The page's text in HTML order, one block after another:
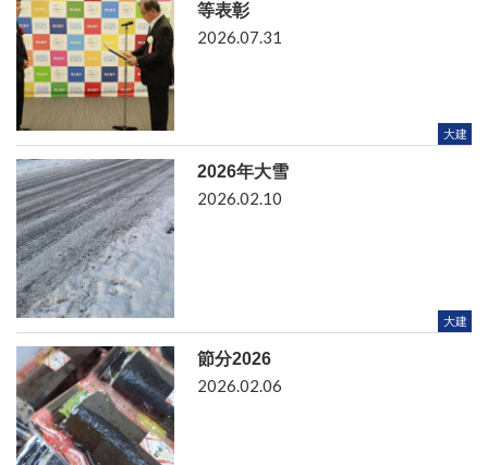
等表彰
大建
2026.07.31
2026年大雪
大建
2026.02.10
節分2026
2026.02.06